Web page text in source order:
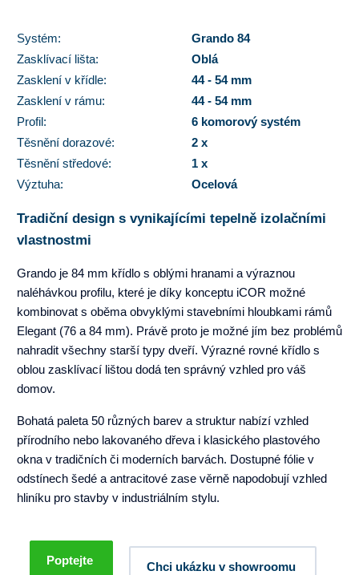
Systém:
Zasklívací lišta:
Zasklení v křídle:
Zasklení v rámu:
Profil:
Těsnění dorazové:
Těsnění středové:
Výztuha:
Grando 84
Oblá
44 - 54 mm
44 - 54 mm
6 komorový systém
2 x
1 x
Ocelová
Tradiční design s vynikajícími tepelně izolačními
vlastnostmi
Grando je 84 mm křídlo s oblými hranami a výraznou
naléhávkou profilu, které je díky konceptu iCOR možné
kombinovat s oběma obvyklými stavebními hloubkami rámů
Elegant (76 a 84 mm). Právě proto je možné jím bez problémů
nahradit všechny starší typy dveří. Výrazné rovné křídlo s
oblou zasklívací lištou dodá ten správný vzhled pro váš
domov.
Bohatá paleta 50 různých barev a struktur nabízí vzhled
přírodního nebo lakovaného dřeva i klasického plastového
okna v tradičních či moderních barvách. Dostupné fólie v
odstínech šedé a antracitové zase věrně napodobují vzhled
hliníku pro stavby v industriálním stylu.
Poptejte Chci ukázku v showroomu